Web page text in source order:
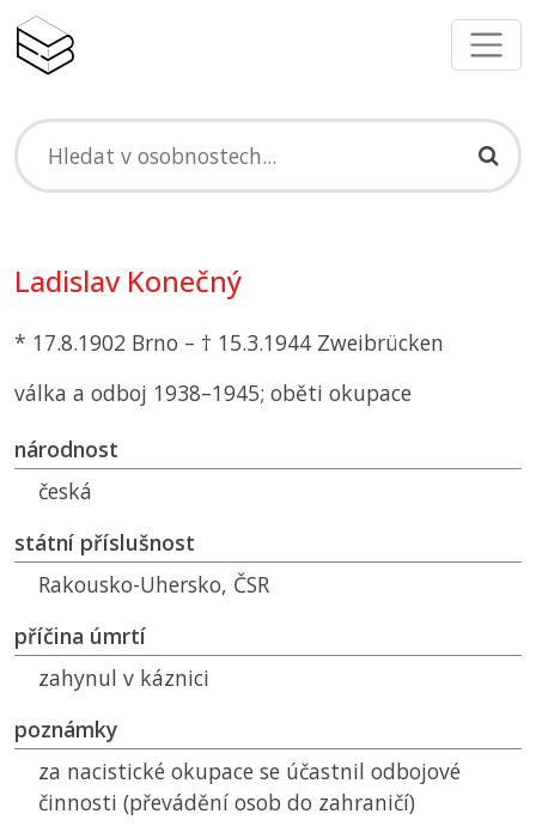
Ladislav Konečný
* 17.8.1902 Brno – † 15.3.1944 Zweibrücken
válka a odboj 1938–1945; oběti okupace
národnost
česká
státní příslušnost
Rakousko-Uhersko, ČSR
příčina úmrtí
zahynul v káznici
poznámky
za nacistické okupace se účastnil odbojové
činnosti (převádění osob do zahraničí)